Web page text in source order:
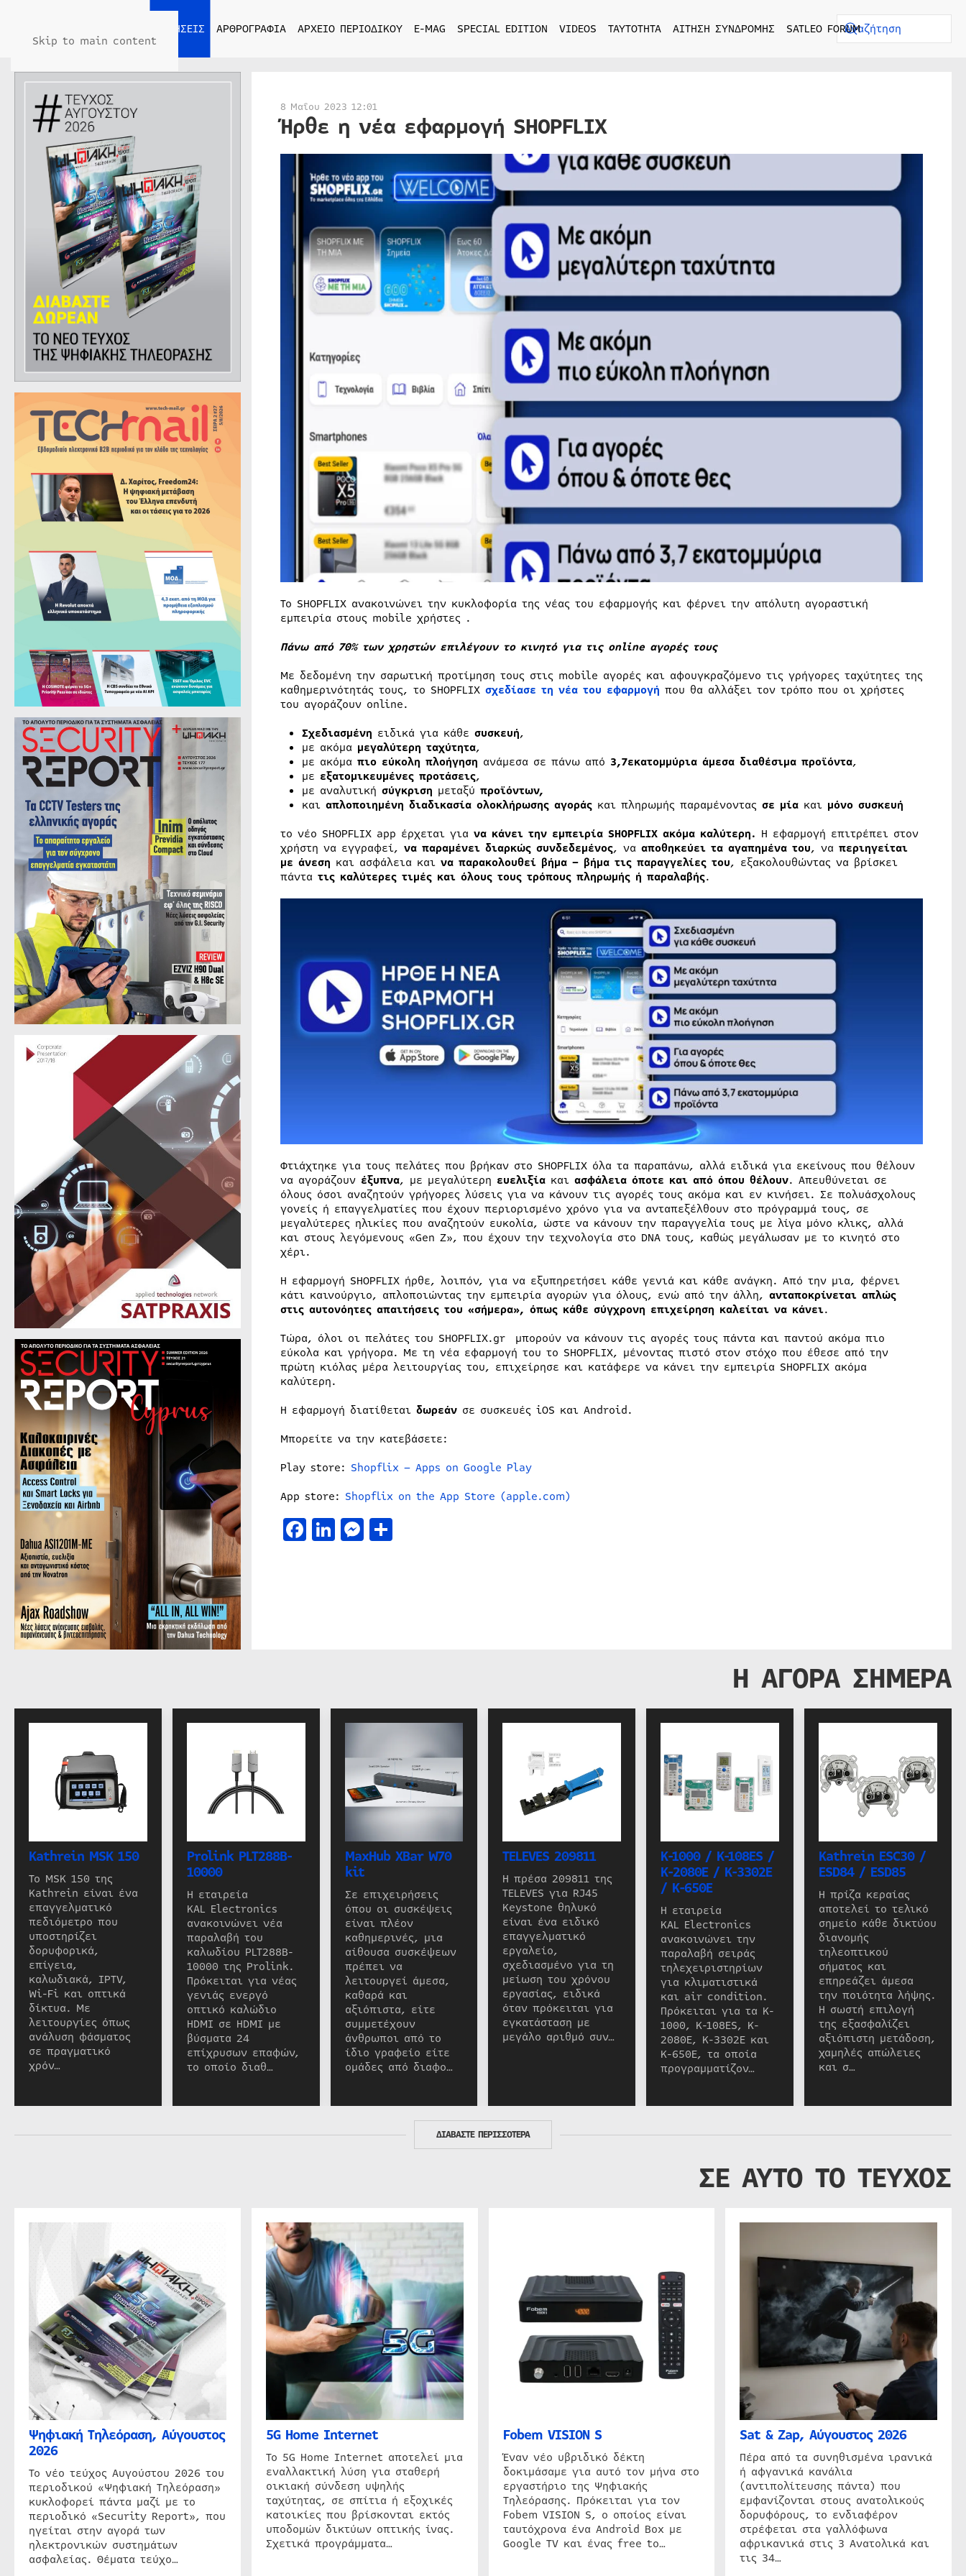
Skip to main content
ΕΙΔΗΣΕΙΣ ΑΡΘΡΟΓΡΑΦΙΑ ΑΡΧΕΙΟ ΠΕΡΙΟΔΙΚΟΥ E-MAG SPECIAL EDITION VIDEOS ΤΑΥΤΟΤΗΤΑ ΑΙΤΗΣΗ ΣΥΝΔΡΟΜΗΣ SATLEO FORUM
8 Μαΐου 2023 12:01
Ήρθε η νέα εφαρμογή SHOPFLIX
Το SHOPFLIX ανακοινώνει την κυκλοφορία της νέας του εφαρμογής και φέρνει την απόλυτη αγοραστική
εμπειρία στους mobile χρήστες .
Πάνω από 70% των χρηστών επιλέγουν το κινητό για τις online αγορές τους
Με δεδομένη την σαρωτική προτίμηση τους στις mobile αγορές και αφουγκραζόμενο τις γρήγορες ταχύτητες της
καθημερινότητάς τους, το SHOPFLIX σχεδίασε τη νέα του εφαρμογή που θα αλλάξει τον τρόπο που οι χρήστες
του αγοράζουν online.
Σχεδιασμένη ειδικά για κάθε συσκευή,
με ακόμα μεγαλύτερη ταχύτητα,
με ακόμα πιο εύκολη πλοήγηση ανάμεσα σε πάνω από 3,7εκατομμύρια άμεσα διαθέσιμα προϊόντα,
με εξατομικευμένες προτάσεις,
με αναλυτική σύγκριση μεταξύ προϊόντων,
και απλοποιημένη διαδικασία ολοκλήρωσης αγοράςκαι πληρωμής παραμένοντας σε μία καιμόνο συσκευή
το νέο SHOPFLIX app έρχεται για να κάνει την εμπειρία SHOPFLIX ακόμα καλύτερη. Η εφαρμογή επιτρέπει στον
χρήστη να εγγραφεί, να παραμένει διαρκώς συνδεδεμένος, να αποθηκεύει τα αγαπημένα του, να περιηγείται
με άνεση και ασφάλεια και να παρακολουθεί βήμα – βήμα τις παραγγελίες του, εξακολουθώντας να βρίσκει
πάντα τις καλύτερες τιμές και όλους τους τρόπους πληρωμής ή παραλαβής.
Φτιάχτηκε για τους πελάτες που βρήκαν στο SHOPFLIX όλα τα παραπάνω, αλλά ειδικά για εκείνους που θέλουν
να αγοράζουν έξυπνα, με μεγαλύτερη ευελιξία και ασφάλεια όποτε και από όπου θέλουν. Απευθύνεται σε
όλους όσοι αναζητούν γρήγορες λύσεις για να κάνουν τις αγορές τους ακόμα και εν κινήσει. Σε πολυάσχολους
γονείς ή επαγγελματίες που έχουν περιορισμένο χρόνο για να ανταπεξέλθουν στο πρόγραμμά τους, σε
μεγαλύτερες ηλικίες που αναζητούν ευκολία, ώστε να κάνουν την παραγγελία τους με λίγα μόνο κλικς, αλλά
και στους λεγόμενους «Gen Z», που έχουν την τεχνολογία στο DNA τους, καθώς μεγάλωσαν με το κινητό στο
χέρι.
Η εφαρμογή SHOPFLIX ήρθε, λοιπόν, για να εξυπηρετήσει κάθε γενιά και κάθε ανάγκη. Από την μια, φέρνει
κάτι καινούργιο, απλοποιώντας την εμπειρία αγορών για όλους, ενώ από την άλλη, ανταποκρίνεται απλώς
στις αυτονόητες απαιτήσεις του «σήμερα», όπως κάθε σύγχρονη επιχείρηση καλείται να κάνει.
Τώρα, όλοι οι πελάτες του SHOPFLIX.gr μπορούν να κάνουν τις αγορές τους πάντα και παντού ακόμα πιο
εύκολα και γρήγορα. Με τη νέα εφαρμογή του το SHOPFLIX, μένοντας πιστό στον στόχο που έθεσε από την
πρώτη κιόλας μέρα λειτουργίας του, επιχείρησε και κατάφερε να κάνει την εμπειρία SHOPFLIX ακόμα
καλύτερη.
Η εφαρμογή διατίθεται δωρεάν σε συσκευές iOS και Android.
Μπορείτε να την κατεβάσετε:
Play store: Shopflix – Apps on Google Play
App store: Shopflix on the App Store (apple.com)
Facebook
LinkedIn
Messenger
Μοιραστείτε
Η ΑΓΟΡΑ ΣΗΜΕΡΑ
Kathrein MSK 150
Το MSK 150 της
Kathrein είναι ένα
επαγγελματικό
πεδιόμετρο που
υποστηρίζει
δορυφορικά,
επίγεια,
καλωδιακά, IPTV,
Wi-Fi και οπτικά
δίκτυα. Με
λειτουργίες όπως
ανάλυση φάσματος
σε πραγματικό
χρόν…
Prolink PLT288B-
10000
Η εταιρεία
KAL Electronics
ανακοινώνει νέα
παραλαβή του
καλωδίου PLT288B-
10000 της Prolink.
Πρόκειται για νέας
γενιάς ενεργό
οπτικό καλώδιο
HDMI σε HDMI με
βύσματα 24
επίχρυσων επαφών,
το οποίο διαθ…
MaxHub XBar W70
kit
Σε επιχειρήσεις
όπου οι συσκέψεις
είναι πλέον
καθημερινές, μια
αίθουσα συσκέψεων
πρέπει να
λειτουργεί άμεσα,
καθαρά και
αξιόπιστα, είτε
συμμετέχουν
άνθρωποι από το
ίδιο γραφείο είτε
ομάδες από διαφο…
TELEVES 209811
Η πρέσα 209811 της
TELEVES για RJ45
Keystone θηλυκό
είναι ένα ειδικό
επαγγελματικό
εργαλείο,
σχεδιασμένο για τη
μείωση του χρόνου
εργασίας, ειδικά
όταν πρόκειται για
εγκατάσταση με
μεγάλο αριθμό συν…
K-1000 / K-108ES /
K-2080E / K-3302E
/ K-650E
Η εταιρεία
KAL Electronics
ανακοινώνει την
παραλαβή σειράς
τηλεχειριστηρίων
για κλιματιστικά
και air condition.
Πρόκειται για τα K-
1000, K-108ES, K-
2080E, K-3302E και
K-650E, τα οποία
προγραμματίζον…
Kathrein ESC30 /
ESD84 / ESD85
Η πρίζα κεραίας
αποτελεί το τελικό
σημείο κάθε δικτύου
διανομής
τηλεοπτικού
σήματος και
επηρεάζει άμεσα
την ποιότητα λήψης.
Η σωστή επιλογή
της εξασφαλίζει
αξιόπιστη μετάδοση,
χαμηλές απώλειες
και σ…
ΔΙΑΒΑΣΤΕ ΠΕΡΙΣΣΟΤΕΡΑ
ΣΕ ΑΥΤΟ ΤΟ ΤΕΥΧΟΣ
Ψηφιακή Τηλεόραση, Αύγουστος
2026
Το νέο τεύχος Αυγούστου 2026 του
περιοδικού «Ψηφιακή Τηλεόραση»
κυκλοφορεί πάντα μαζί με το
περιοδικό «Security Report», που
ηγείται στην αγορά των
ηλεκτρονικών συστημάτων
ασφαλείας. Θέματα τεύχο…
5G Home Internet
Το 5G Home Internet αποτελεί μια
εναλλακτική λύση για σταθερή
οικιακή σύνδεση υψηλής
ταχύτητας, σε σπίτια ή εξοχικές
κατοικίες που βρίσκονται εκτός
υποδομών δικτύων οπτικής ίνας.
Σχετικά προγράμματα…
Fobem VISION S
Έναν νέο υβριδικό δέκτη
δοκιμάσαμε για αυτό τον μήνα στο
εργαστήριο της Ψηφιακής
Τηλεόρασης. Πρόκειται για τον
Fobem VISION S, ο οποίος είναι
ταυτόχρονα ένα Android Box με
Google TV και ένας free to…
Sat & Zap, Αύγουστος 2026
Πέρα από τα συνηθισμένα ιρανικά
ή αφγανικά κανάλια
(αντιπολίτευσης πάντα) που
εμφανίζονται στους ανατολικούς
δορυφόρους, το ενδιαφέρον
στρέφεται στα γαλλόφωνα
αφρικανικά στις 3 Ανατολικά και
τις 34…